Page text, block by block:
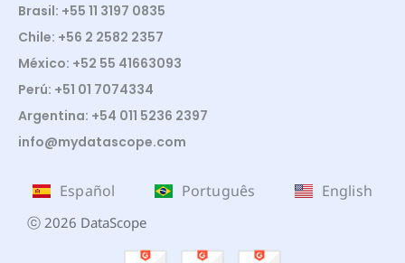
Brasil: +55 11 3197 0835
Chile: +56 2 2582 2357
México: +52 55 41663093
Perú: +51 01 7074334
Argentina: +54 011 5236 2397
info@mydatascope.com
Español Português English
ⓒ 2026 DataScope